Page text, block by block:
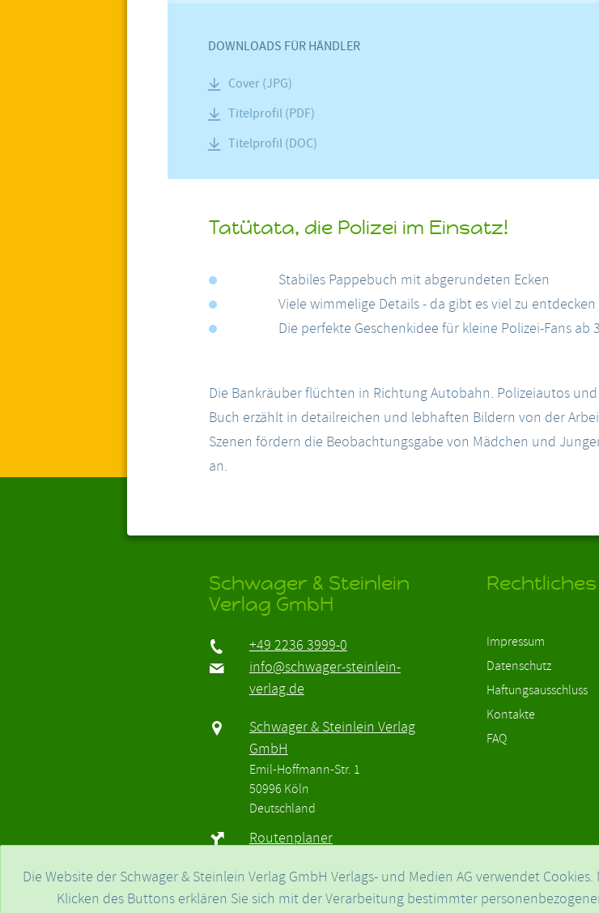
DOWNLOADS FÜR HÄNDLER
Cover (JPG)
Titelprofil (PDF)
Titelprofil (DOC)
Tatütata, die Polizei im Einsatz!
Stabiles Pappebuch mit abgerundeten Ecken
Viele wimmelige Details - da gibt es viel zu entdecken
Die perfekte Geschenkidee für kleine Polizei-Fans ab
Die Bankräuber flüchten in Richtung Autobahn. Polizeiautos
Buch erzählt in detailreichen und lebhaften Bildern von der
Szenen fördern die Beobachtungsgabe von Mädchen und
an.
Die Website der Schwager & Steinlein Verlag GmbH Verlags- und Medien AG verwendet
Klicken des Buttons erklären Sie sich mit der Verarbeitung bestimmter
Schwager & Steinlein
Verlag GmbH
+49 2236 3999-0
info@schwager-steinlein-
verlag.de
Schwager & Steinlein Verlag
GmbH
Emil-Hoffmann-Str. 1
50996 Köln
Deutschland
Routenplaner
Rechtliches
Impressum
Datenschutz
Haftungsausschluss
Kontakte
FAQ